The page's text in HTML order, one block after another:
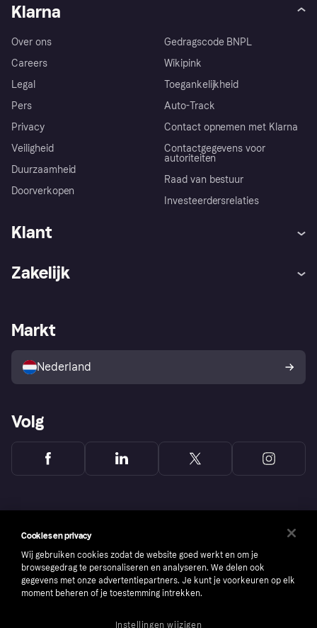
Klarna
Over ons
Careers
Legal
Pers
Privacy
Veiligheid
Duurzaamheid
Doorverkopen
Gedragscode BNPL
Wikipink
Toegankelijkheid
Auto-Track
Contact opnemen met Klarna
Contactgegevens voor
autoriteiten
Raad van bestuur
Investeerdersrelaties
Klant
Winkeloverzicht
Kopersbescherming voor
consumenten
Zakelijk
Zakelijke login
Markt
Nederland
Volg
Cookies en privacy
Wij gebruiken cookies zodat de website goed werkt en om je
browsegedrag te personaliseren en analyseren. We delen ook
gegevens met onze advertentiepartners. Je kunt je voorkeuren op elk
moment beheren of je toestemming intrekken.
Instellingen wijzigen